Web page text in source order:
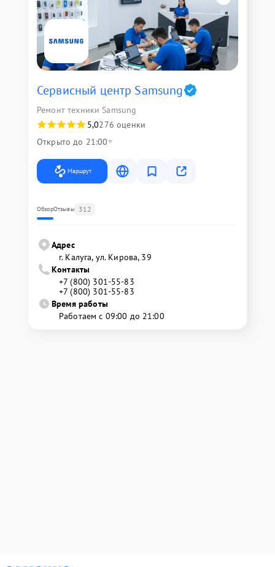
Сервисный центр Samsung
Ремонт техники Samsung
5,0276 оценки
Открыто до 21:00
Маршрут
ОбзорОтзывы 312
Адрес
г. Калуга, ул. Кирова, 39
Контакты
+7 (800) 301-55-83
+7 (800) 301-55-83
Время работы
Работаем с 09:00 до 21:00